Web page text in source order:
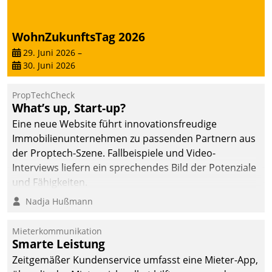
automatisiert ausgelöste,
zielgerichtete
Mieterbefragungen – eine
starke Grundlage für
intelligente,
datengestützte
Entscheidungen.
WohnZukunftsTag 2026
29. Juni 2026 –
30. Juni 2026
PropTechCheck
What’s up, Start-up?
Eine neue Website führt innovationsfreudige
Immobilienunternehmen zu passenden Partnern aus
der Proptech-Szene. Fallbeispiele und Video-
Interviews liefern ein sprechendes Bild der Potenziale
und Fähigkeiten.
Nadja Hußmann
Mieterkommunikation
Smarte Leistung
Zeitgemäßer Kundenservice umfasst eine Mieter-App,